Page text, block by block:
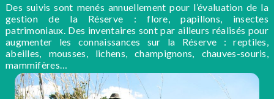
Des suivis sont menés annuellement pour l’évaluation de la
gestion de la Réserve : flore, papillons, insectes
patrimoniaux. Des inventaires sont par ailleurs réalisés pour
augmenter les connaissances sur la Réserve : reptiles,
abeilles, mousses, lichens, champignons, chauves-souris,
mammifères…